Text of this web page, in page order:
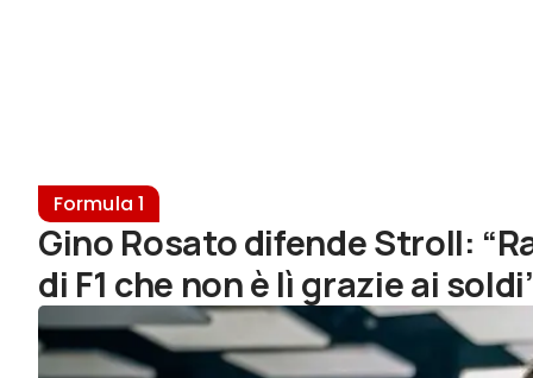
Formula 1
Gino Rosato difende Stroll:
di F1 che non è lì grazie ai